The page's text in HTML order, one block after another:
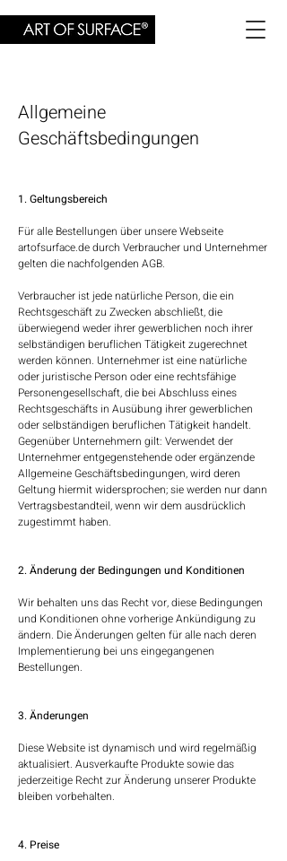
Allgemeine
Geschäftsbedingungen
1. Geltungsbereich
Für alle Bestellungen über unsere Webseite
artofsurface.de durch Verbraucher und Unternehmer
gelten die nachfolgenden AGB.
Verbraucher ist jede natürliche Person, die ein
Rechtsgeschäft zu Zwecken abschließt, die
überwiegend weder ihrer gewerblichen noch ihrer
selbständigen beruflichen Tätigkeit zugerechnet
werden können. Unternehmer ist eine natürliche
oder juristische Person oder eine rechtsfähige
Personengesellschaft, die bei Abschluss eines
Rechtsgeschäfts in Ausübung ihrer gewerblichen
oder selbständigen beruflichen Tätigkeit handelt.
Gegenüber Unternehmern gilt: Verwendet der
Unternehmer entgegenstehende oder ergänzende
Allgemeine Geschäftsbedingungen, wird deren
Geltung hiermit widersprochen; sie werden nur dann
Vertragsbestandteil, wenn wir dem ausdrücklich
zugestimmt haben.
2. Änderung der Bedingungen und Konditionen
Wir behalten uns das Recht vor, diese Bedingungen
und Konditionen ohne vorherige Ankündigung zu
ändern. Die Änderungen gelten für alle nach deren
Implementierung bei uns eingegangenen
Bestellungen.
3. Änderungen
Diese Website ist dynamisch und wird regelmäßig
aktualisiert. Ausverkaufte Produkte sowie das
jederzeitige Recht zur Änderung unserer Produkte
bleiben vorbehalten.
4. Preise